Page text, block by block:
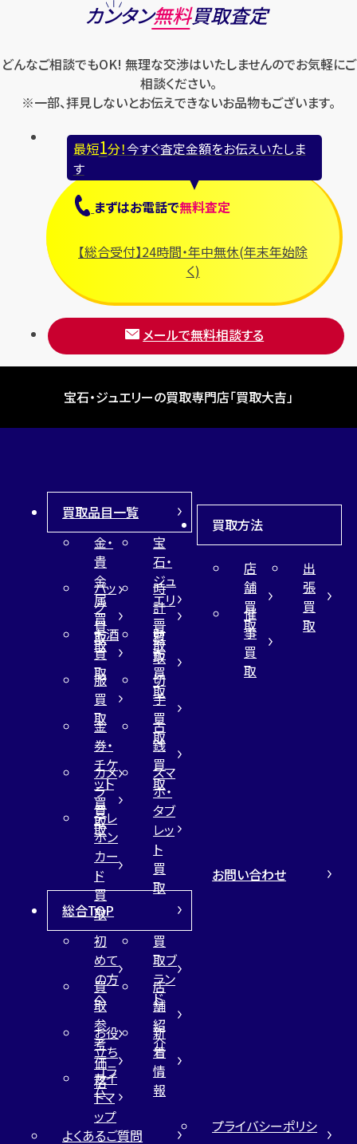
カンタン無料買取査定
どんなご相談でもOK! 無理な交渉はいたしませんのでお気軽にご
相談ください。
※一部、拝見しないとお伝えできないお品物もございます。
最短1分！今すぐ査定金額をお伝えいたしま
す
まずはお電話で無料査定
【総合受付】24時間・年中無休(年末年始除
く)
メールで無料相談する
宝石・ジュエリーの買取専門店「買取大吉」
買取品目一覧
金・
貴
金
属
買
取
宝
石・
ジュ
エリ
ー
買
取
バッ
グ
買
取
時
計
買
取
お酒
買
取
財
布
買
取
服
買
取
切
手
買
取
金
券・
チケ
ット
買
取
古
銭
買
取
カメ
ラ
買
取
スマ
ホ・
タブ
レッ
ト
買
取
テレ
ホン
カー
ド
買
取
買取方法
店
舗
買
取
出
張
買
取
催
事
買
取
総合TOP
初
めて
の方
へ
買
取ブ
ラン
ド
買
取
参
考
価
格
店
舗
紹
介
お役
立ち
コラ
ム
新
着
情
報
サイ
トマ
ップ
お問い合わせ
よくあるご質問
プライバシーポリシ